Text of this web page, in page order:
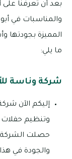
بعد أن تعرفنا
والمناسبات في
المميزة بجودتها
ما يلي:
شركة وناسة
إليكم الآن
وتنظيم حفلات
حصلت الشركة
والجودة في